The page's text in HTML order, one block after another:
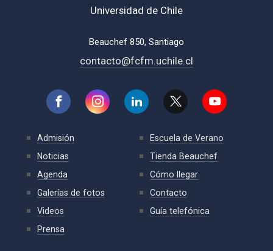
Universidad de Chile
Beauchef 850, Santiago
contacto@fcfm.uchile.cl
Admisión
Noticias
Agenda
Galerías de fotos
Videos
Prensa
Escuela de Verano
Tienda Beauchef
Cómo llegar
Contacto
Guía telefónica